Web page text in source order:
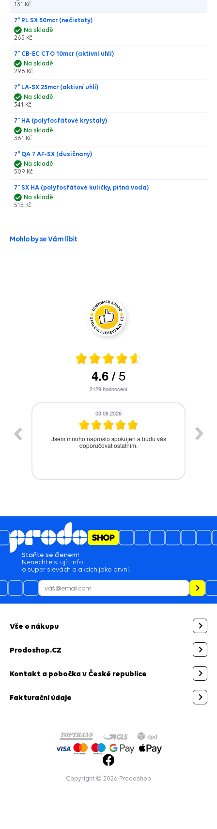
131 Kč
7" RL SX 50mcr (nečistoty)
Na skladě
265 Kč
7" CB-EC CTO 10mcr (aktivní uhlí)
Na skladě
298 Kč
7" LA-SX 25mcr (aktivní uhlí)
Na skladě
341 Kč
7" HA (polyfosfátové krystaly)
Na skladě
361 Kč
7" QA 7 AF-SX (dusičnany)
Na skladě
509 Kč
7" SX HA (polyfosfátové kuličky, pitná voda)
Na skladě
515 Kč
Mohlo by se Vám líbit
4.6/5
2129hodnocení
28.07.2026
Bezproblémová komunikace, rychlé vyřešení
drobného problému.
Staňte se členem!
Nenechte si ujít info
o super slevách a akcích jako první.
Vše o nákupu
Prodoshop.CZ
Kontakt a pobočka v České republice
Fakturační údaje
Copyright © 2026 Prodoshop